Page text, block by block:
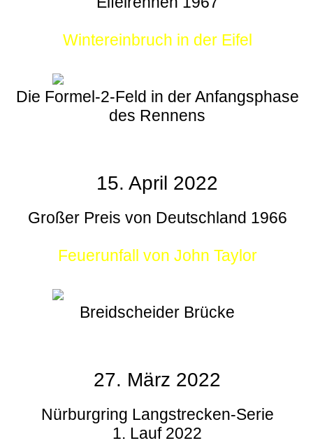
Wintereinbruch in der Eifel
Die Formel-2-Feld in der Anfangsphase
des Rennens
15. April 2022
Großer Preis von Deutschland 1966
Feuerunfall von John Taylor
Breidscheider Brücke
27. März 2022
Nürburgring Langstrecken-Serie
1. Lauf 2022